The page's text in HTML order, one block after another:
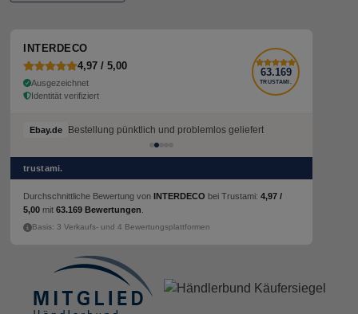
INTERDECO
4,97 / 5,00
Ausgezeichnet
Identität verifiziert
63.169
TRUSTAMI.
Ebay.de Bestellung pünktlich und problemlos geliefert
trustami.
Durchschnittliche Bewertung von INTERDECO bei Trustami: 4,97 /
5,00 mit 63.169 Bewertungen
Basis: 3 Verkaufs- und 4 Bewertungsplattformen